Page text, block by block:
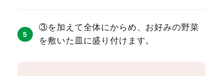
③を加えて全体にからめ、お好みの野菜
を敷いた皿に盛り付けます。